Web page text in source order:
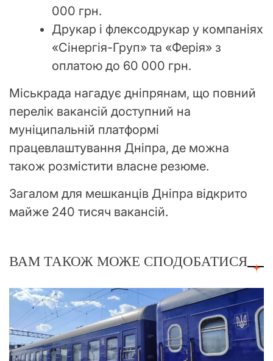
000 грн.
Друкар і флексодрукар у компаніях
«Сінергія-Груп» та «Ферія» з
оплатою до 60 000 грн.
Міськрада нагадує дніпрянам, що повний
перелік вакансій доступний на
муніципальній платформі
працевлаштування Дніпра, де можна
також розмістити власне резюме.
Загалом для мешканців Дніпра відкрито
майже 240 тисяч вакансій.
ВАМ ТАКОЖ МОЖЕ СПОДОБАТИСЯ